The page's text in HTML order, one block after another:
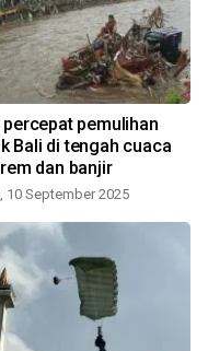
percepat pemulihan
Bali di tengah cuaca
dan banjir
10 September 2025